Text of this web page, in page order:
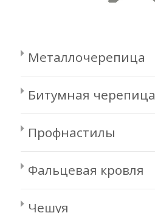
Металлочерепица
Битумная черепица
Профнастилы
Фальцевая кровля
Чешуя